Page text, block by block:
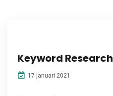
Keyword Research
17 januari 2021